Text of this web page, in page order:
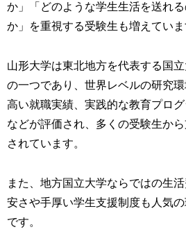
か」「どのような学生生活を送れ
か」を重視する受験生も増えていま
山形大学は東北地方を代表する国
の一つであり、世界レベルの研究
高い就職実績、実践的な教育プログ
などが評価され、多くの受験生か
されています。
また、地方国立大学ならではの生
安さや手厚い学生支援制度も人気
です。